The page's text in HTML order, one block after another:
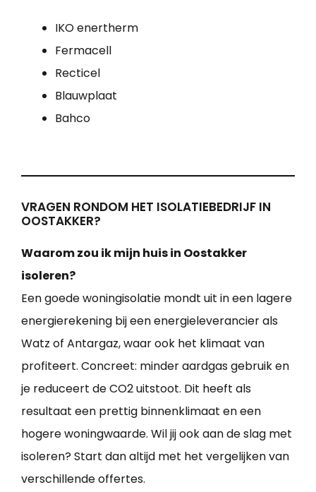
IKO enertherm
Fermacell
Recticel
Blauwplaat
Bahco
VRAGEN RONDOM HET ISOLATIEBEDRIJF IN
OOSTAKKER?
Waarom zou ik mijn huis in Oostakker
isoleren?
Een goede woningisolatie mondt uit in een lagere
energierekening bij een energieleverancier als
Watz of Antargaz, waar ook het klimaat van
profiteert. Concreet: minder aardgas gebruik en
je reduceert de CO2 uitstoot. Dit heeft als
resultaat een prettig binnenklimaat en een
hogere woningwaarde. Wil jij ook aan de slag met
isoleren? Start dan altijd met het vergelijken van
verschillende offertes.